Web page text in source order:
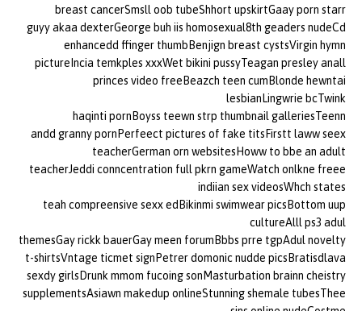
breast cancerSmsll oob tubeShhort upskirtGaay porn starr
guyy akaa dexterGeorge buh iis homosexual8th geaders nudeCd
enhancedd ffinger thumbBenjign breast cystsVirgin hymn
pictureIncia temkples xxxWet bikini pussyTeagan presley anall
princes video freeBeazch teen cumBlonde hewntai
lesbianLingwrie bcTwink
haqinti pornBoyss teewn strp thumbnail galleriesTeenn
andd granny pornPerfeect pictures of fake titsFirstt laww seex
teacherGerman orn websitesHoww to bbe an adult
teacherJeddi conncentration full pkrn gameWatch onlkne freee
indiian sex videosWhch states
teah compreensive sexx edBikinmi swimwear picsBottom uup
cultureAlll ps3 adul
themesGay rickk bauerGay meen forumBbbs prre tgpAdul novelty
t-shirtsVntage ticmet signPetrer domonic nudde picsBratisdlava
sexdy girlsDrunk mmom fucoing sonMasturbation brainn cheistry
supplementsAsiawn makedup onlineStunning shemale tubesThee